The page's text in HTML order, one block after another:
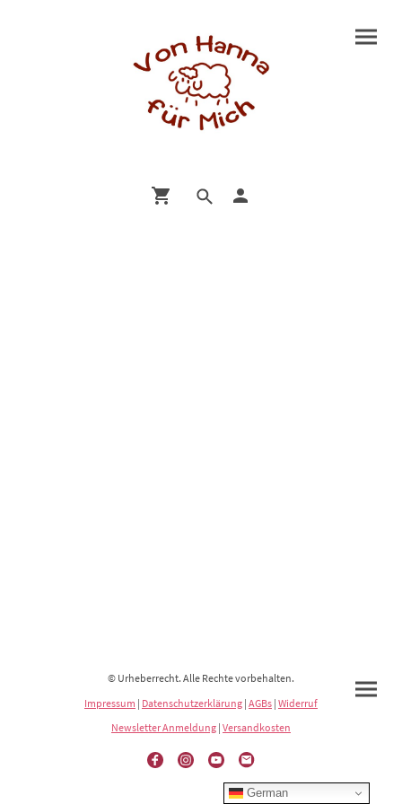
© Urheberrecht. Alle Rechte vorbehalten.
Impressum | Datenschutzerklärung | AGBs | Widerruf
Newsletter Anmeldung | Versandkosten
German